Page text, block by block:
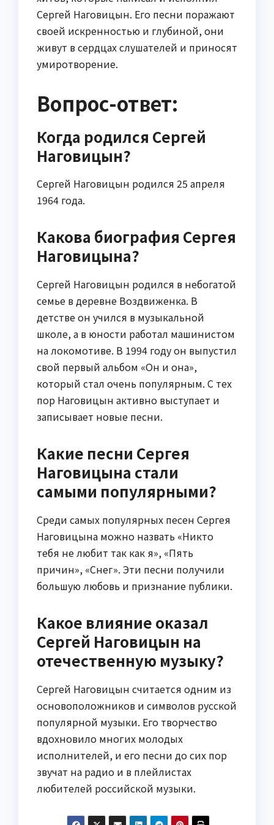
Сергей Наговицын. Его песни поражают
своей искренностью и глубиной, они
живут в сердцах слушателей и приносят
умиротворение.
Вопрос-ответ:
Когда родился Сергей
Наговицын?
Сергей Наговицын родился 25 апреля
1964 года.
Какова биография Сергея
Наговицына?
Сергей Наговицын родился в небогатой
семье в деревне Воздвиженка. В
детстве он учился в музыкальной
школе, а в юности работал машинистом
на локомотиве. В 1994 году он выпустил
свой первый альбом «Он и она»,
который стал очень популярным. С тех
пор Наговицын активно выступает и
записывает новые песни.
Какие песни Сергея
Наговицына стали
самыми популярными?
Среди самых популярных песен Сергея
Наговицына можно назвать «Никто
тебя не любит так как я», «Пять
причин», «Снег». Эти песни получили
большую любовь и признание публики.
Какое влияние оказал
Сергей Наговицын на
отечественную музыку?
Сергей Наговицын считается одним из
основоположников и символов русской
популярной музыки. Его творчество
вдохновило многих молодых
исполнителей, и его песни до сих пор
звучат на радио и в плейлистах
любителей российской музыки.